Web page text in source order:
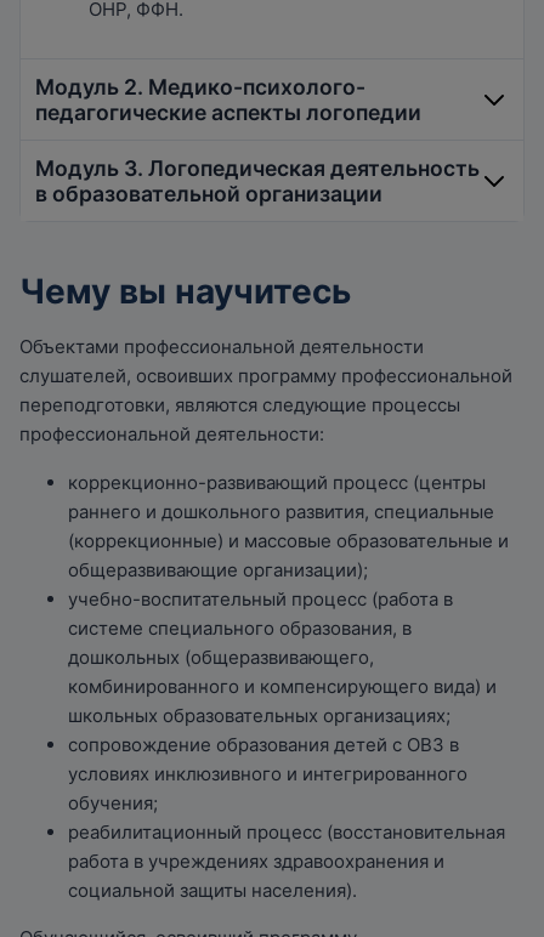
ОНР, ФФН.
Модуль 2. Медико-психолого-
педагогические аспекты логопедии
Основы психогенетики.
Психопатология детского возраста.
Анатомия, физиология и патология органов
слуха, речи и зрения.
Речевые нарушения в клинико-
их коррекции
Модуль 3. Логопедическая деятельность
в образовательной организации
Нормативно-правовое обеспечение
образования.
Деятельность психолого-медико-
педагогических комиссий (ПМПК) и
психолого-педагогических консилиумов
(ППк).
Современные методики и технологии в
логопедии.
Цифровая образовательная среда в
логопедической деятельности.
Логопедическая работа при
интеллектуальных нарушениях, сенсорных и
двигательных дефектах, расстройстве
аутистического спектра.
Чему вы научитесь
Объектами профессиональной деятельности
слушателей, освоивших программу профессиональной
переподготовки, являются следующие процессы
профессиональной деятельности:
коррекционно-развивающий процесс (центры
раннего и дошкольного развития, специальные
(коррекционные) и массовые образовательные и
общеразвивающие организации);
учебно-воспитательный процесс (работа в
системе специального образования, в
дошкольных (общеразвивающего,
комбинированного и компенсирующего вида) и
школьных образовательных организациях;
сопровождение образования детей с ОВЗ в
условиях инклюзивного и интегрированного
обучения;
реабилитационный процесс (восстановительная
работа в учреждениях здравоохранения и
социальной защиты населения).